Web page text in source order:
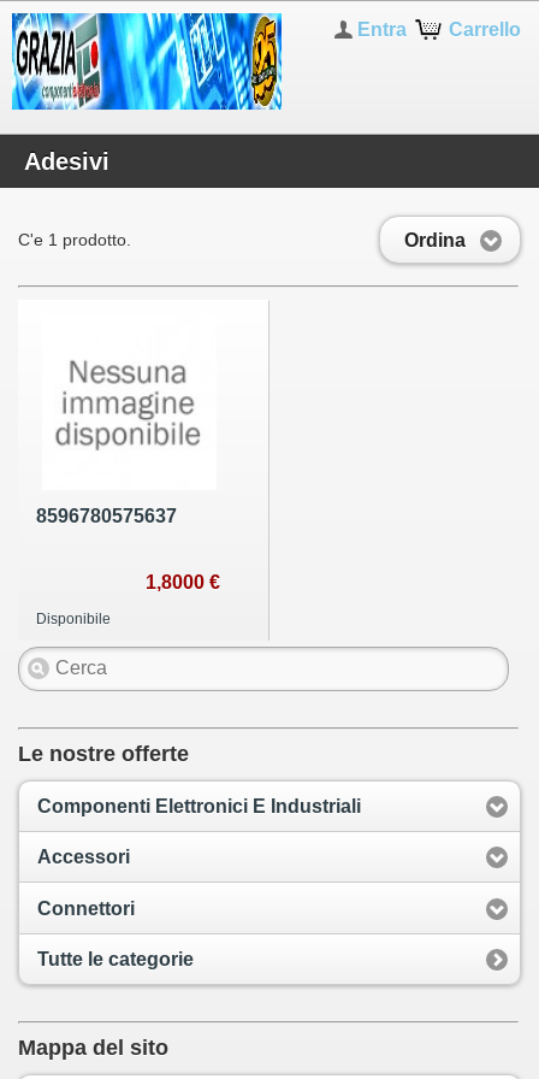
Carrello
Entra
Adesivi
Ordina
C'e 1 prodotto.
8596780575637
1,8000 €
Disponibile
Le nostre offerte
Componenti Elettronici E Industriali
Accessori
Connettori
Tutte le categorie
Mappa del sito